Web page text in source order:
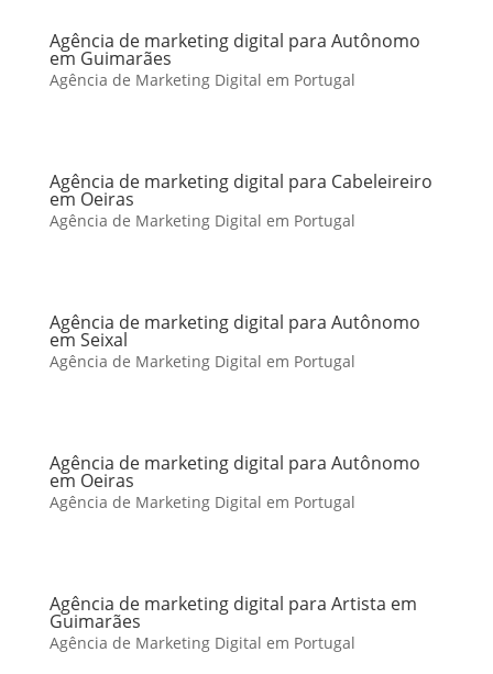
Agência de marketing digital para Autônomo
em Guimarães
Agência de Marketing Digital em Portugal
Agência de marketing digital para Cabeleireiro
em Oeiras
Agência de Marketing Digital em Portugal
Agência de marketing digital para Autônomo
em Seixal
Agência de Marketing Digital em Portugal
Agência de marketing digital para Autônomo
em Oeiras
Agência de Marketing Digital em Portugal
Agência de marketing digital para Artista em
Guimarães
Agência de Marketing Digital em Portugal